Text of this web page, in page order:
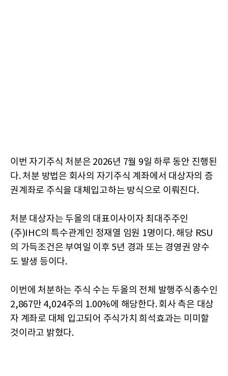
이번 자기주식 처분은 2026년 7월 9일 하루 동안 진행된
다. 처분 방법은 회사의 자기주식 계좌에서 대상자의 증
권계좌로 주식을 대체입고하는 방식으로 이뤄진다.
처분 대상자는 두올의 대표이사이자 최대주주인
(주)IHC의 특수관계인 정재열 임원 1명이다. 해당 RSU
의 가득조건은 부여일 이후 5년 경과 또는 경영권 양수
도 발생 등이다.
이번에 처분하는 주식 수는 두올의 전체 발행주식총수인
2,867만 4,024주의 1.00%에 해당한다. 회사 측은 대상
자 계좌로 대체 입고되어 주식가치 희석효과는 미미할
것이라고 밝혔다.